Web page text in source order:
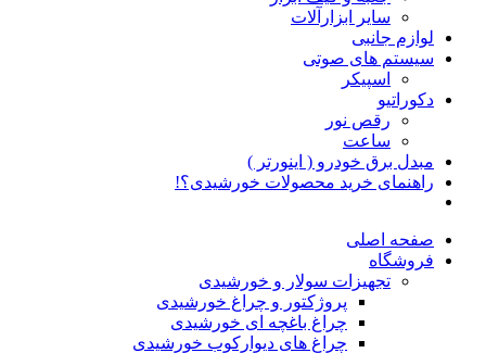
سایر ابزارآلات
لوازم جانبی
سیستم های صوتی
اسپیکر
دکوراتیو
رقص نور
ساعت
مبدل برق خودرو ( اینورتر )
راهنمای خرید محصولات خورشیدی؟!
صفحه اصلی
فروشگاه
تجهیزات سولار و خورشیدی
پروژکتور و چراغ خورشیدی
چراغ باغچه ای خورشیدی
چراغ های دیوارکوب خورشیدی